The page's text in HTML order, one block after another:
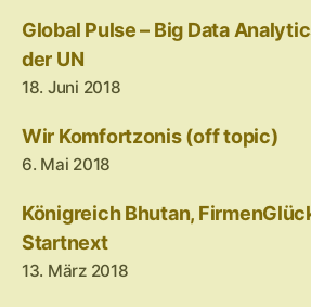
Global Pulse – Big Data
der UN
18. Juni 2018
Wir Komfortzonis (off topic)
6. Mai 2018
Königreich Bhutan,
Startnext
13. März 2018